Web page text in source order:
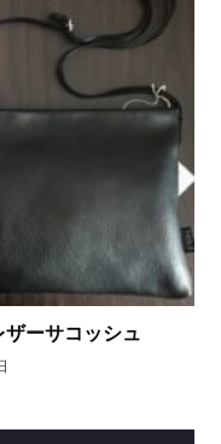
ザーサコッシュ